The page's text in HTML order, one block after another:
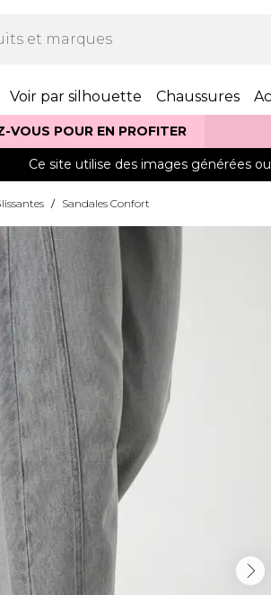
Voir par silhouette Chaussures
VOUS POUR EN PROFITER
Ce site utilise des images générées
/ Sandales Confort